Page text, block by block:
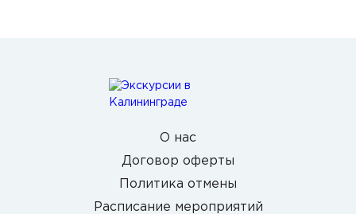
О нас
Договор оферты
Политика отмены
Расписание мероприятий